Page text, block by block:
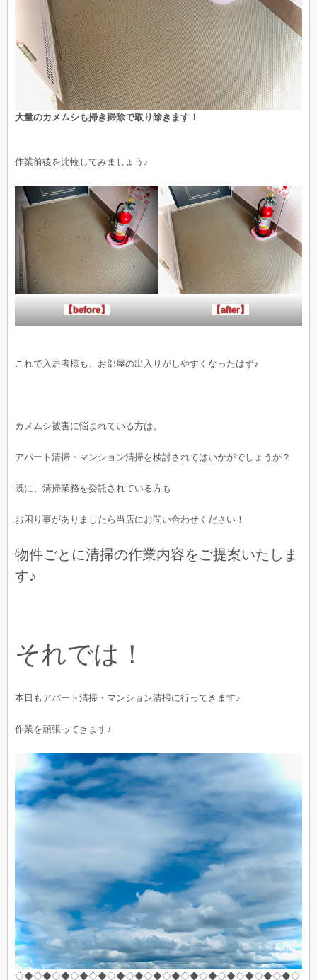
大量のカメムシも掃き掃除で取り除きます！
作業前後を比較してみましょう♪
【before】 【after】
これで入居者様も、お部屋の出入りがしやすくなったはず♪
カメムシ被害に悩まれている方は、
アパート清掃・マンション清掃を検討されてはいかがでしょうか？
既に、清掃業務を委託されている方も
お困り事がありましたら当店にお問い合わせください！
物件ごとに清掃の作業内容をご提案いたしま
す♪
それでは！
本日もアパート清掃・マンション清掃に行ってきます♪
作業を頑張ってきます♪
◇◆◇◆◇◆◇◆◇◆◇◆◇◆◇◆◇◆◇◆◇◆◇◆◇◆◇◆◇◆◇